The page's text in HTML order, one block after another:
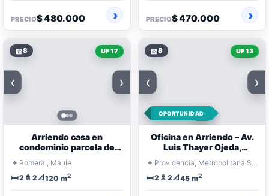
PRECIO$ 480.000 PRECIO$ 470.000
▧8 UF 17
‹ ›
Arriendo casa en
condominio parcela de
Romeral
⌖ Romeral, Maule
🛏️2 🚿 2📐120 m2
▧8 UF 13
OPORTUNIDAD
‹ ›
Oficina en Arriendo – Av.
Luis Thayer Ojeda,
⌖ Providencia, Metropolitana Santiago
🛏️2 🚿 2📐45 m2